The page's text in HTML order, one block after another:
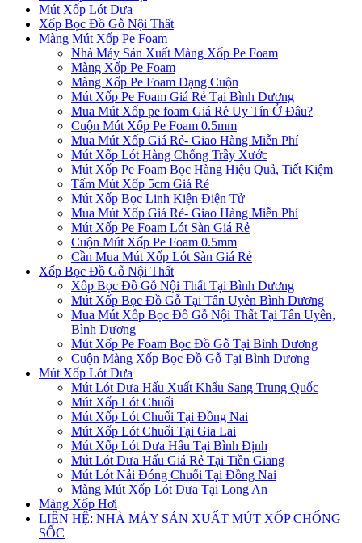
Mút Xốp Lót Dưa
Xốp Bọc Đồ Gỗ Nội Thất
Màng Mút Xốp Pe Foam
Nhà Máy Sản Xuất Màng Xốp Pe Foam
Màng Xốp Pe Foam
Màng Xốp Pe Foam Dạng Cuộn
Mút Xốp Pe Foam Giá Rẻ Tại Bình Dương
Mua Mút Xốp pe foam Giá Rẻ Uy Tín Ở Đâu?
Cuộn Mút Xốp Pe Foam 0.5mm
Mua Mút Xốp Giá Rẻ- Giao Hàng Miễn Phí
Mút Xốp Lót Hàng Chống Trầy Xước
Mút Xốp Pe Foam Bọc Hàng Hiệu Quả, Tiết Kiệm
Tấm Mút Xốp 5cm Giá Rẻ
Mút Xốp Bọc Linh Kiện Điện Tử
Mua Mút Xốp Giá Rẻ- Giao Hàng Miễn Phí
Mút Xốp Pe Foam Lót Sàn Giá Rẻ
Cuộn Mút Xốp Pe Foam 0.5mm
Cần Mua Mút Xốp Lót Sàn Giá Rẻ
Xốp Bọc Đồ Gỗ Nội Thất
Xốp Bọc Đồ Gỗ Nội Thất Tại Bình Dương
Mút Xốp Bọc Đồ Gỗ Tại Tân Uyên Bình Dương
Mua Mút Xốp Bọc Đồ Gỗ Nội Thất Tại Tân Uyên,
Bình Dương
Mút Xốp Pe Foam Bọc Đồ Gỗ Tại Bình Dương
Cuộn Màng Xốp Bọc Đồ Gỗ Tại Bình Dương
Mút Xốp Lót Dưa
Mút Lót Dưa Hấu Xuất Khẩu Sang Trung Quốc
Mút Xốp Lót Chuối
Mút Xốp Lót Chuối Tại Đồng Nai
Mút Xốp Lót Chuối Tại Gia Lai
Mút Xốp Lót Dưa Hấu Tại Bình Định
Mút Lót Dưa Hấu Giá Rẻ Tại Tiền Giang
Mút Lót Nải Đóng Chuối Tại Đồng Nai
Màng Mút Xốp Lót Dưa Tại Long An
Màng Xốp Hơi
LIÊN HỆ: NHÀ MÁY SẢN XUẤT MÚT XỐP CHỐNG
SỐC